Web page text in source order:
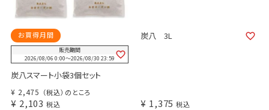
お買得月間
販売期間
2026/08/06 0:00〜2026/08/30 23:59
炭八スマート小袋3個セット
¥ 2,475 （税込）のところ
¥ 2,103 税込
炭八 3L
¥ 1,375 税込